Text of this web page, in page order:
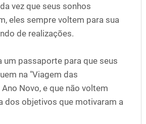
vez que seus sonhos
eles sempre voltem para sua
de realizações.
um passaporte para que seus
na "Viagem das
Novo, e que não voltem
dos objetivos que motivaram a